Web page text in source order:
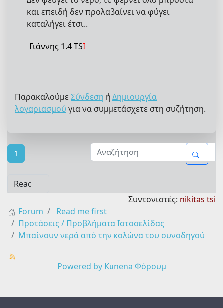
και επειδή δεν προλαβαίνει να φύγει
καταλήγει έτσι..
Γιάννης 1.4 TSI
Παρακαλούμε Σύνδεση ή Δημιουργία
λογαριασμού για να συμμετάσχετε στη συζήτηση.
1
Συντονιστές: nikitas tsi
Forum
Read me first
Προτάσεις / Προβλήματα Ιστοσελίδας
Μπαίνουν νερά από την κολώνα του συνοδηγού
Powered by Kunena Φόρουμ